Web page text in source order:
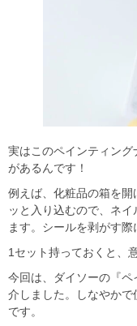
実はこのペインティン
があるんです！
例えば、化粧品の箱を
ッと入り込むので、ネ
ます。シールを剥がす際
1セット持っておくと、
今回は、ダイソーの『
介しました。しなやかで
です。